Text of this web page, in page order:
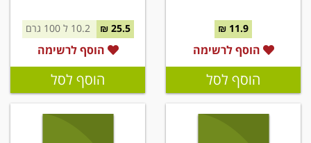
11.9 ₪
הוסף לרשימה
הוסף לסל
25.5 ₪
הוסף לרשימה
הוסף לסל